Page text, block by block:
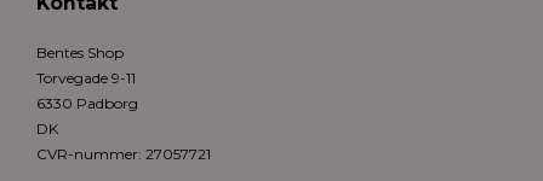
Bentes Shop
Torvegade 9-11
6330 Padborg
DK
CVR-nummer: 27057721